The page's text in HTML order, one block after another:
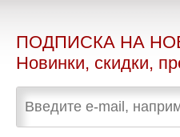
ПОДПИСКА НА
Новинки, скидки,